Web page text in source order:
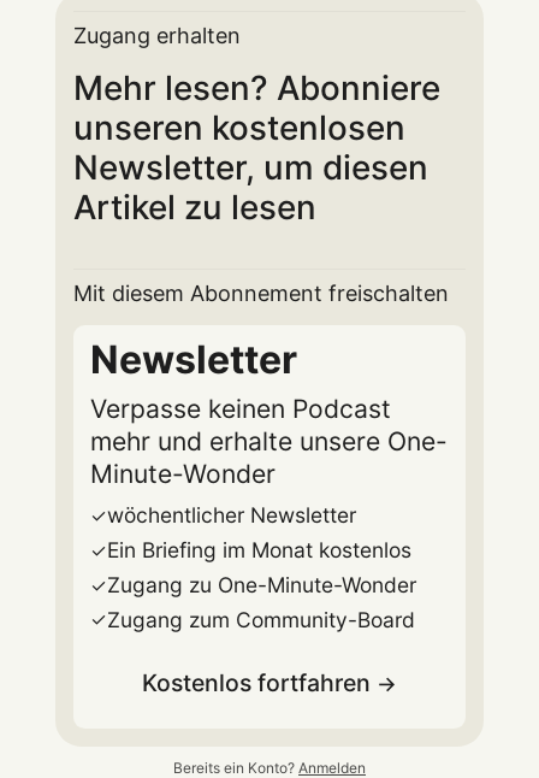
Zugang erhalten
Mehr lesen? Abonniere
unseren kostenlosen
Newsletter, um diesen
Artikel zu lesen
Mit diesem Abonnement freischalten
Newsletter
Verpasse keinen Podcast
mehr und erhalte unsere One-
Minute-Wonder
wöchentlicher Newsletter
Ein Briefing im Monat kostenlos
Zugang zu One-Minute-Wonder
Zugang zum Community-Board
Kostenlos fortfahren
Bereits ein Konto? Anmelden